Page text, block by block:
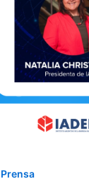
Prensa